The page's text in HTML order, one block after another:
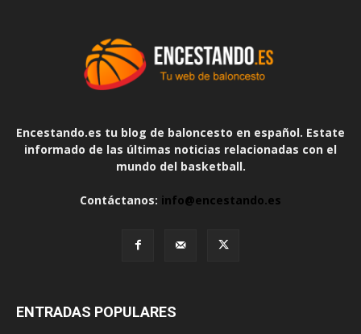
Encestando.es tu blog de baloncesto en español. Estate
informado de las últimas noticias relacionadas con el
mundo del basketball.
Contáctanos: info@encestando.es
ENTRADAS POPULARES